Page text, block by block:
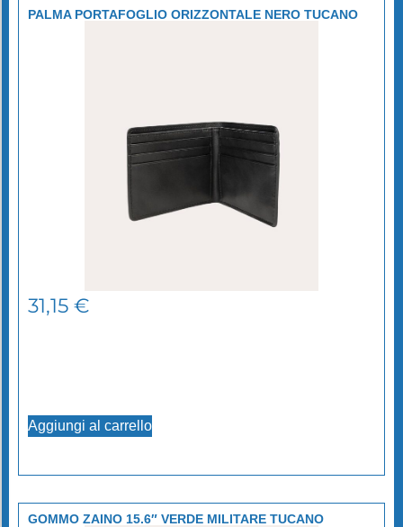
PALMA PORTAFOGLIO ORIZZONTALE NERO TUCANO
31,15 €
Aggiungi al carrello
GOMMO ZAINO 15.6″ VERDE MILITARE TUCANO